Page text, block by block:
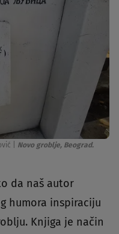
Novo groblje, Beograd.
da naš autor
humora inspiraciju
Knjiga je način